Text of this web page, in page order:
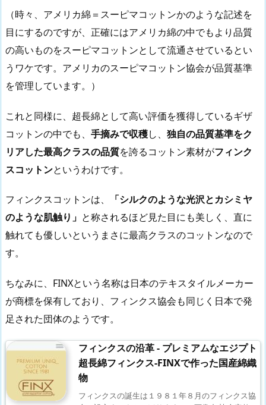
（時々、アメリカ綿＝スーピマコットンかのような記述を
目にするのですが、正確にはアメリカ綿の中でもより品質
の高いものをスーピマコットンとして流通させているとい
うワケです。アメリカのスーピマコットン協会が品質基準
を管理しています。）
これと同様に、超長綿として高い評価を獲得しているギザ
コットンの中でも、 手摘みで収穫し、 独自の品質基準をク
リアした最高クラスの品質を誇るコットン素材がフィンク
スコットンというわけです。
フィンクスコットンは、
「シルクのような光沢とカシミヤ
のような肌触り」 と称されるほど見た目にも美しく、直に
触れても優しいというまさに最高クラスのコットンなので
す。
ちなみに、FINXという名称は日本のテキスタイルメーカー
が商標を保有しており、フィンクス協会も同じく日本で発
足された団体のようです。
フィンクスの沿革 - プレミアムなエジプト
超長綿フィンクス-FINXで作った国産綿織
物
フィンクスの誕生は１９８１年８月のフィンクス協